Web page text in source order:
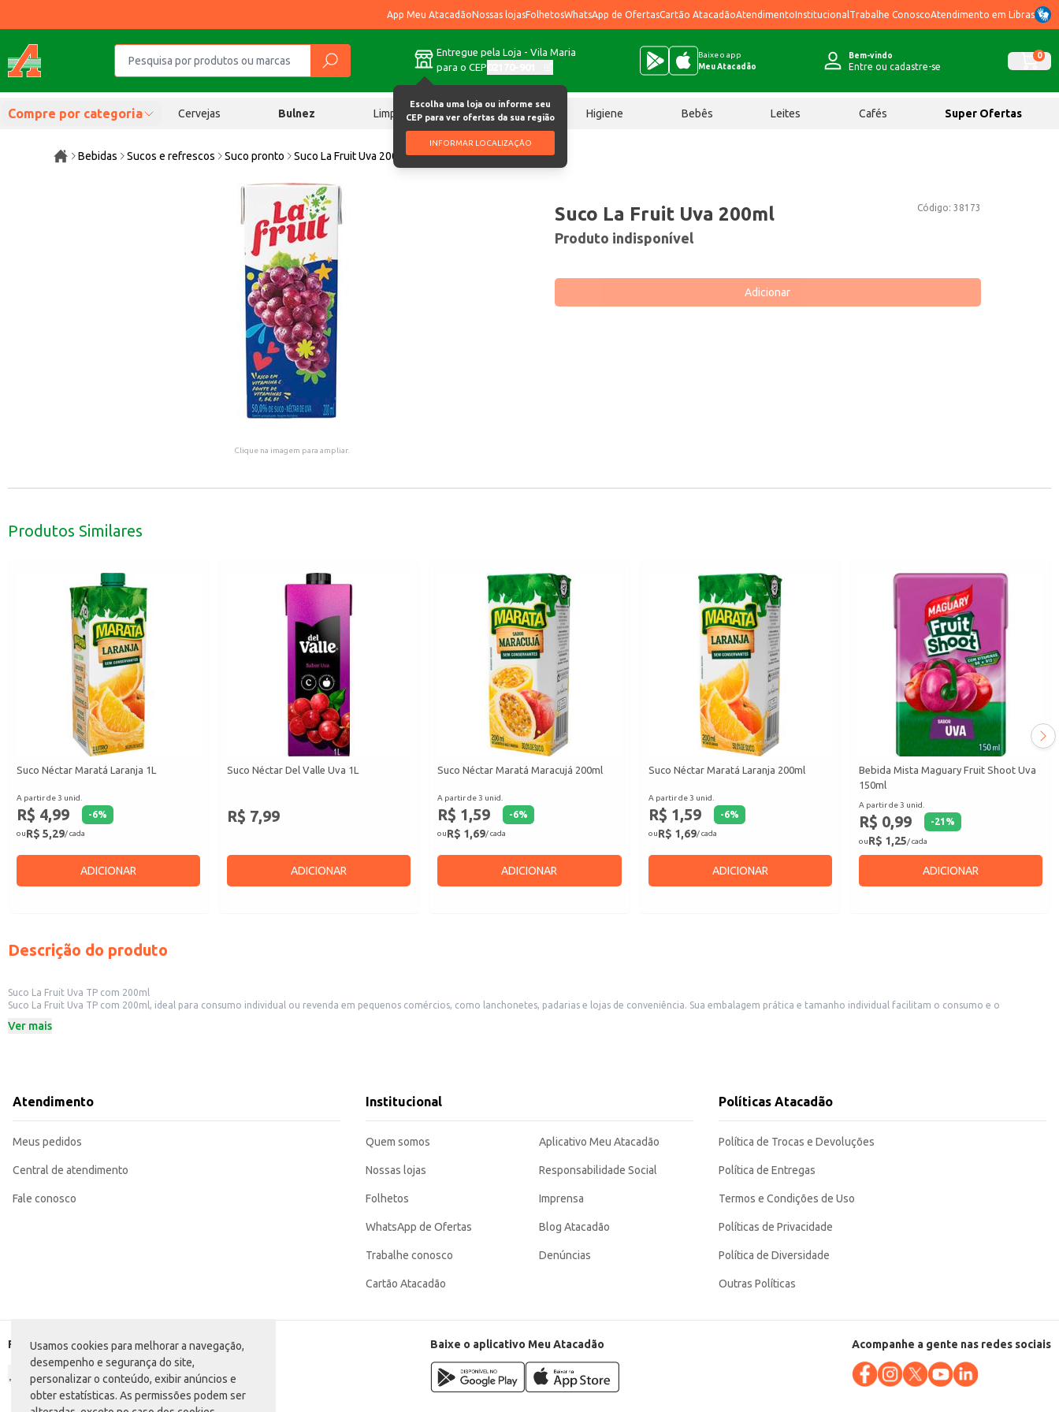
Usamos cookies para melhorar a navegação,
desempenho e segurança do site,
personalizar o conteúdo, exibir anúncios e
obter estatísticas. As permissões podem ser
App Meu AtacadãoNossas lojasFolhetosWhatsApp de OfertasCartão AtacadãoAtendimentoInstitucional Trabalhe ConoscoAtendimento em Libras
Entregue pela Loja - Vila Maria
para o CEP
Escolha uma loja ou informe seu
CEP para ver ofertas da sua região
INFORMAR LOCALIZAÇÃO
Baixe o app
Meu Atacadão
Bem-vindo
Entre ou cadastre-se
0
Compre por categoria Cervejas Bulnez Limpeza Chocolates Higiene Bebês Leites Cafés Super Ofertas
Bebidas Sucos e refrescos Suco pronto Suco La Fruit Uva 200ml
Clique na imagem para ampliar.
Código: 38173
Suco La Fruit Uva 200ml
Produto indisponível
Adicionar
Produtos Similares
Suco Néctar Maratá Laranja 1L
A partir de 3 unid.
R$ 4,99 -6%
ouR$ 5,29/ cada
ADICIONAR
Suco Néctar Del Valle Uva 1L
R$ 7,99
ADICIONAR
Suco Néctar Maratá Maracujá 200ml
A partir de 3 unid.
R$ 1,59 -6%
ouR$ 1,69/ cada
ADICIONAR
Suco Néctar Maratá Laranja 200ml
A partir de 3 unid.
R$ 1,59 -6%
ouR$ 1,69/ cada
ADICIONAR
Bebida Mista Maguary Fruit Shoot Uva
150ml
A partir de 3 unid.
R$ 0,99 -21 %
ouR$ 1,25/ cada
ADICIONAR
Descrição do produto
Suco La Fruit Uva TP com 200ml
Suco La Fruit Uva TP com 200ml, ideal para consumo individual ou revenda em pequenos comércios, como lanchonetes, padarias e lojas de conveniência. Sua embalagem prática e tamanho individual facilitam o consumo e o
Marca: La Fruit
Ideal para consumo individual.
Perfeito para complementar o cardápio de lanchonetes e outros estabelecimentos comerciais.
Ver mais
Atendimento
Meus pedidos
Central de atendimento
Fale conosco
Institucional
Quem somos
Nossas lojas
Folhetos
WhatsApp de Ofertas
Trabalhe conosco
Cartão Atacadão
Aplicativo Meu Atacadão
Responsabilidade Social
Imprensa
Blog Atacadão
Denúncias
Políticas Atacadão
Política de Trocas e Devoluções
Política de Entregas
Termos e Condições de Uso
Políticas de Privacidade
Política de Diversidade
Outras Políticas
Formas de pagamento Baixe o aplicativo Meu Atacadão Acompanhe a gente nas redes sociais